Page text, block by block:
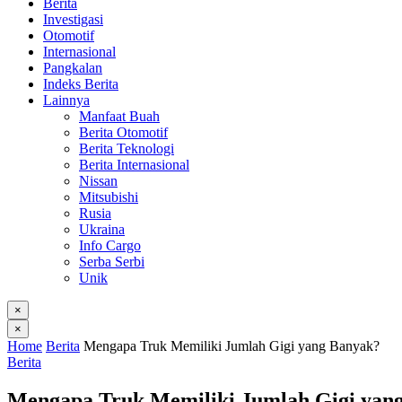
Berita
Investigasi
Otomotif
Internasional
Pangkalan
Indeks Berita
Lainnya
Manfaat Buah
Berita Otomotif
Berita Teknologi
Berita Internasional
Nissan
Mitsubishi
Rusia
Ukraina
Info Cargo
Serba Serbi
Unik
×
×
Home Berita Mengapa Truk Memiliki Jumlah Gigi yang Banyak?
Berita